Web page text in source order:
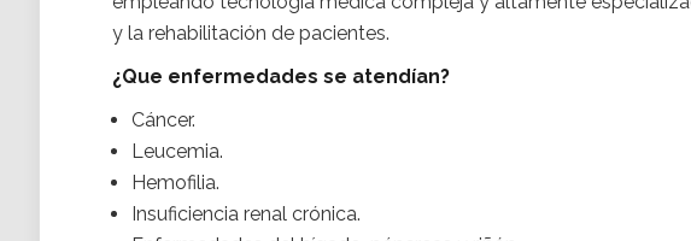
y la rehabilitación de pacientes.
¿Que enfermedades se atendían?
Cáncer.
Leucemia.
Hemofilia.
Insuficiencia renal crónica.